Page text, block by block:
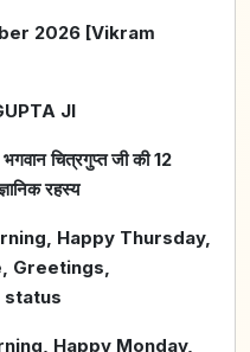
2026 [Vikram
JI
चित्रगुप्त जी की 12
रहस्य
Happy Thursday,
Greetings,
status
Happy Monday,